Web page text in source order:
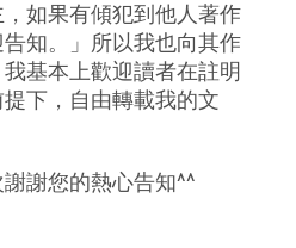
如果有傾犯到他人著作
知。」所以我也向其作
基本上歡迎讀者在註明
下，自由轉載我的文
謝您的熱心告知^^